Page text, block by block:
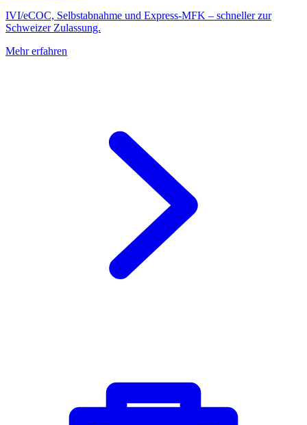
IVI/eCOC, Selbstabnahme und Express-MFK – schneller zur
Schweizer Zulassung.
Mehr erfahren